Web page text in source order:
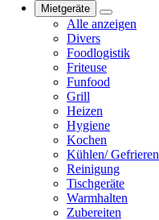
Mietgeräte
Alle anzeigen
Divers
Foodlogistik
Friteuse
Funfood
Grill
Heizen
Hygiene
Kochen
Kühlen/ Gefrieren
Reinigung
Tischgeräte
Warmhalten
Zubereiten